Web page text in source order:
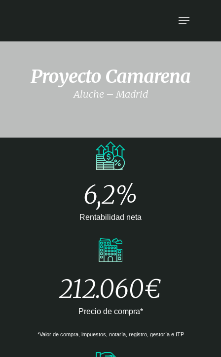
Proyecto Camarena
Aluche – Madrid
6,2%
Rentabilidad neta
212.060€
Precio de compra*
*Valor de compra, impuestos, notaría, registro, gestoría e ITP